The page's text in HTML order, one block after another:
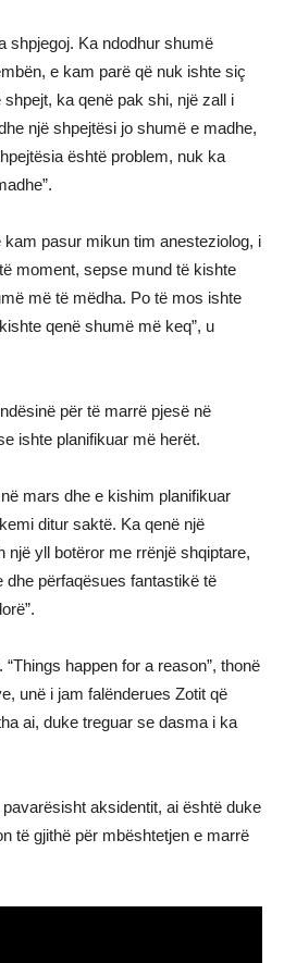
shpjegoj. Ka ndodhur shumë
e kam parë që nuk ishte siç
ka qenë pak shi, një zall i
një shpejtësi jo shumë e madhe,
është problem, nuk ka
kam pasur mikun tim anesteziolog, i
moment, sepse mund të kishte
më të mëdha. Po të mos ishte
qenë shumë më keq”, u
për të marrë pjesë në
ishte planifikuar më herët.
mars dhe e kishim planifikuar
ditur saktë. Ka qenë një
një yll botëror me rrënjë shqiptare,
përfaqësues fantastikë të
happen for a reason”, thonë
unë i jam falënderues Zotit që
ai, duke treguar se dasma i ka
aksidentit, ai është duke
të gjithë për mbështetjen e marrë